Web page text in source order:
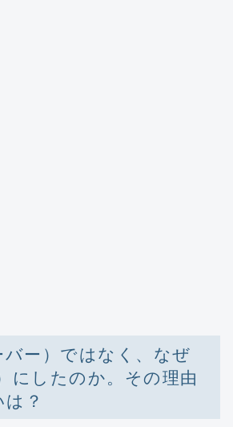
ー）ではなく、なぜ
にしたのか。その理由
？